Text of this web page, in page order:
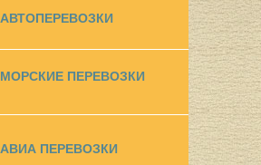
АВТОПЕРЕВОЗКИ
МОРСКИЕ ПЕРЕВОЗКИ
АВИА ПЕРЕВОЗКИ